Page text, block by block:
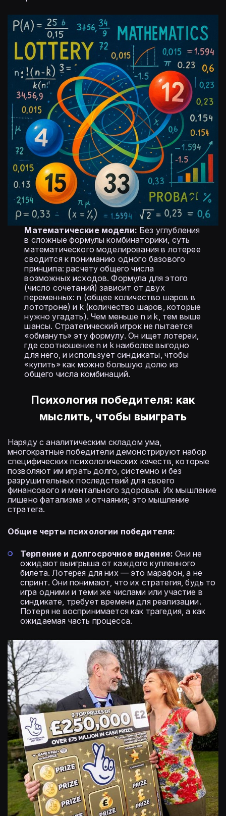
Математические модели: Без углубления
в сложные формулы комбинаторики, суть
математического моделирования в лотерее
сводится к пониманию одного базового
принципа: расчету общего числа
возможных исходов. Формула для этого
(число сочетаний) зависит от двух
переменных: n (общее количество шаров в
лототроне) и k (количество шаров, которые
нужно угадать). Чем меньше n и k, тем выше
шансы. Стратегический игрок не пытается
«обмануть» эту формулу. Он ищет лотереи,
где соотношение n и k наиболее выгодно
для него, и использует синдикаты, чтобы
«купить» как можно большую долю из
общего числа комбинаций.
Психология победителя: как
мыслить, чтобы выиграть
Наряду с аналитическим складом ума,
многократные победители демонстрируют набор
специфических психологических качеств, которые
позволяют им играть долго, системно и без
разрушительных последствий для своего
финансового и ментального здоровья. Их мышление
лишено фатализма и отчаяния; это мышление
стратега.
Общие черты психологии победителя:
Терпение и долгосрочное видение: Они не
ожидают выигрыша от каждого купленного
билета. Лотерея для них — это марафон, а не
спринт. Они понимают, что их стратегия, будь то
игра одними и теми же числами или участие в
синдикате, требует времени для реализации.
Потеря не воспринимается как трагедия, а как
ожидаемая часть процесса.